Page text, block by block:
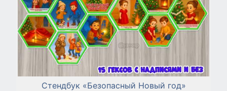
Стендбук «Безопасный Новый год»